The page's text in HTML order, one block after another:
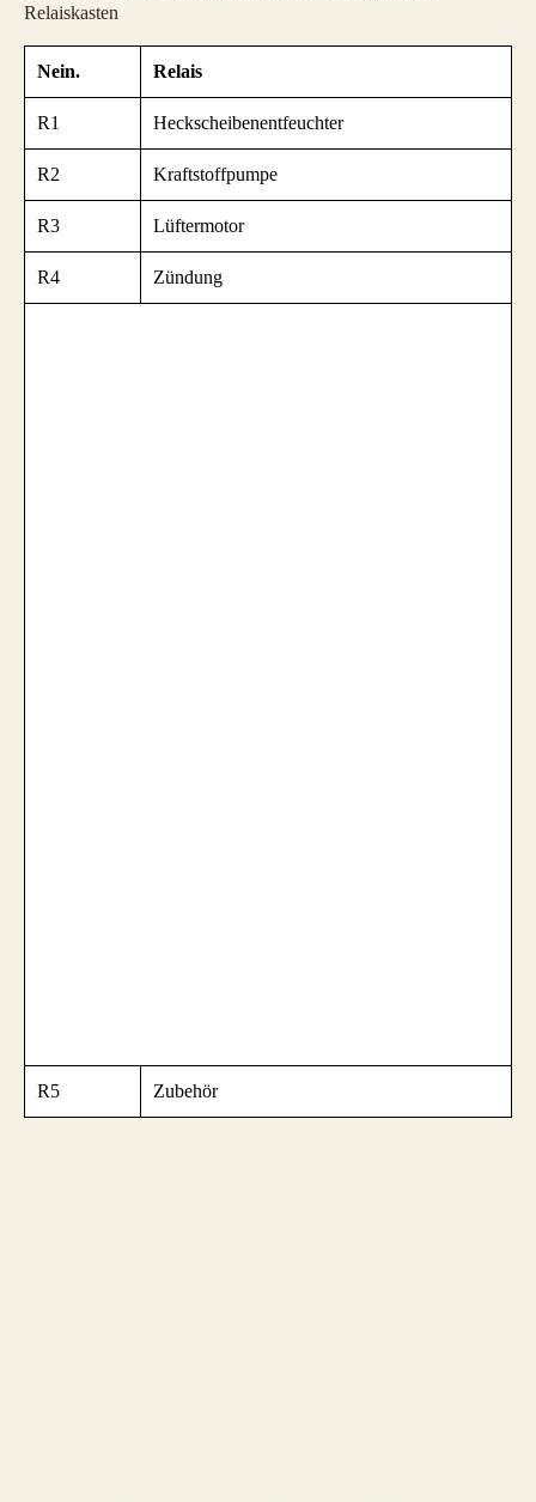
Relaiskasten
Nein. Relais
R1 Heckscheibenentfeuchter
R2 Kraftstoffpumpe
R3 Lüftermotor
R4 Zündung
R5 Zubehör